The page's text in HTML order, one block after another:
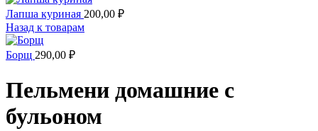
Лапша куриная 200,00 ₽
Назад к товарам
Борщ 290,00 ₽
Пельмени домашние с
бульоном